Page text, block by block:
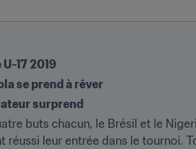
17 2019
se prend à rêver
surprend
buts chacun, le Brésil et le
réussi leur entrée dans le tournoi.